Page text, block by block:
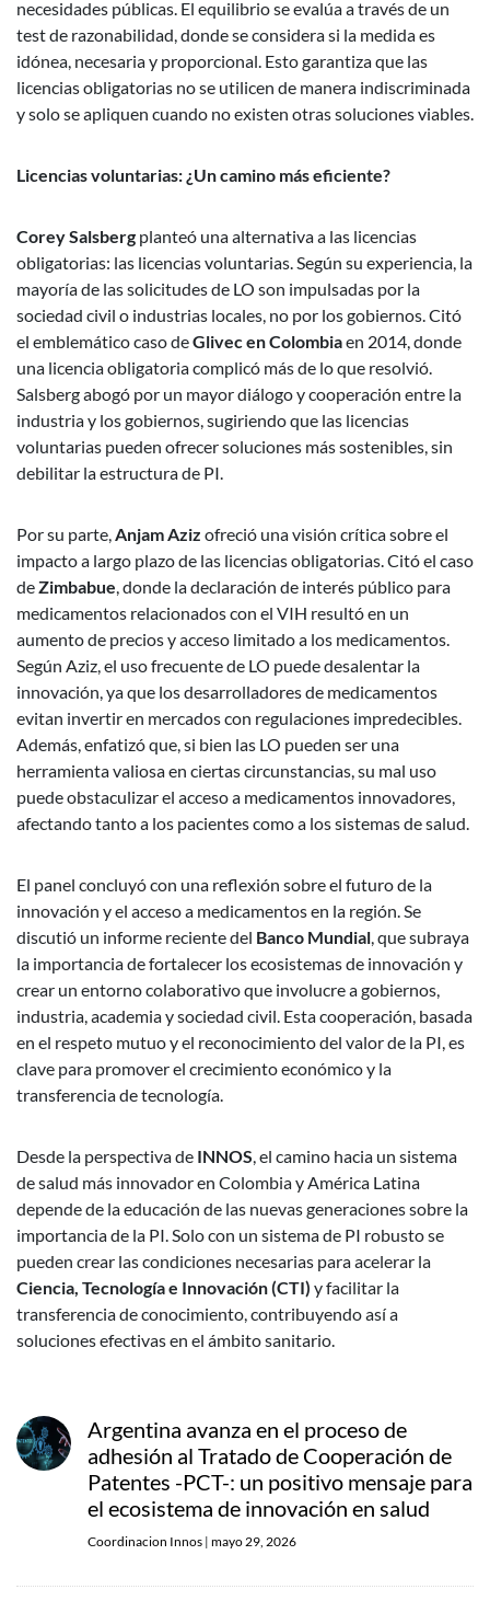
necesidades públicas. El equilibrio se evalúa a través de un
test de razonabilidad, donde se considera si la medida es
idónea, necesaria y proporcional. Esto garantiza que las
licencias obligatorias no se utilicen de manera indiscriminada
y solo se apliquen cuando no existen otras soluciones viables.
Licencias voluntarias: ¿Un camino más eficiente?
Corey Salsberg planteó una alternativa a las licencias
obligatorias: las licencias voluntarias. Según su experiencia, la
mayoría de las solicitudes de LO son impulsadas por la
sociedad civil o industrias locales, no por los gobiernos. Citó
el emblemático caso deGlivec en Colombiaen 2014, donde
una licencia obligatoria complicó más de lo que resolvió.
Salsberg abogó por un mayor diálogo y cooperación entre la
industria y los gobiernos, sugiriendo que las licencias
voluntarias pueden ofrecer soluciones más sostenibles, sin
debilitar la estructura de PI.
Por su parte,Anjam Aziz ofreció una visión crítica sobre el
impacto a largo plazo de las licencias obligatorias. Citó el caso
deZimbabue, donde la declaración de interés público para
medicamentos relacionados con el VIH resultó en un
aumento de precios y acceso limitado a los medicamentos.
Según Aziz, el uso frecuente de LO puede desalentar la
innovación, ya que los desarrolladores de medicamentos
evitan invertir en mercados con regulaciones impredecibles.
Además, enfatizó que, si bien las LO pueden ser una
herramienta valiosa en ciertas circunstancias, su mal uso
puede obstaculizar el acceso a medicamentos innovadores,
afectando tanto a los pacientes como a los sistemas de salud.
El panel concluyó con una reflexión sobre el futuro de la
innovación y el acceso a medicamentos en la región. Se
discutió un informe reciente del Banco Mundial, que subraya
la importancia de fortalecer los ecosistemas de innovación y
crear un entorno colaborativo que involucre a gobiernos,
industria, academia y sociedad civil. Esta cooperación, basada
en el respeto mutuo y el reconocimiento del valor de la PI, es
clave para promover el crecimiento económico y la
transferencia de tecnología.
Desde la perspectiva de INNOS, el camino hacia un sistema
de salud más innovador en Colombia y América Latina
depende de la educación de las nuevas generaciones sobre la
importancia de la PI. Solo con un sistema de PI robusto se
pueden crear las condiciones necesarias para acelerar la
Ciencia, Tecnología e Innovación (CTI) y facilitar la
transferencia de conocimiento, contribuyendo así a
soluciones efectivas en el ámbito sanitario.
Argentina avanza en el proceso de
adhesión al Tratado de Cooperación de
Patentes -PCT-: un positivo mensaje para
el ecosistema de innovación en salud
Coordinacion Innos | mayo 29, 2026